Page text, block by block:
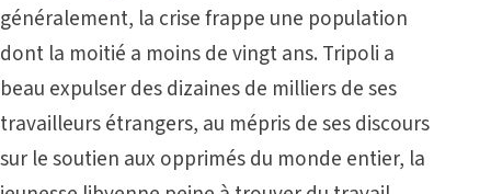
généralement, la crise frappe une population
dont la moitié a moins de vingt ans. Tripoli a
beau expulser des dizaines de milliers de ses
travailleurs étrangers, au mépris de ses discours
sur le soutien aux opprimés du monde entier, la